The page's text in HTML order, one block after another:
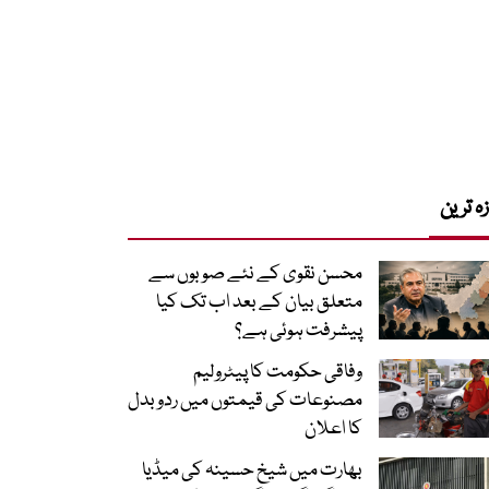
ترین
محسن نقوی کے نئے صوبوں سے
متعلق بیان کے بعد اب تک کیا
پیشرفت ہوئی ہے؟
وفاقی حکومت کا پیٹرولیم
مصنوعات کی قیمتوں میں ردوبدل
کا اعلان
بھارت میں شیخ حسینہ کی میڈیا